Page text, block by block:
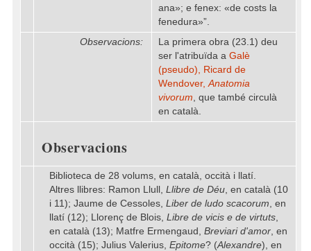
ana»; e fenex: «de costs la
fenedura»”.
Observacions:
La primera obra (23.1) deu
ser l'atribuïda a Galè
(pseudo), Ricard de
Wendover,Anatomia
vivorum, que també circulà
en català.
Observacions
Biblioteca de 28 volums, en català, occità i llatí.
Altres llibres: Ramon Llull, Llibre de Déu, en català (10
i 11); Jaume de Cessoles, Liber de ludo scacorum, en
llatí (12); Llorenç de Blois, Libre de vicis e de virtuts,
en català (13); Matfre Ermengaud, Breviari d'amor, en
occità (15); Julius Valerius, Epitome? (Alexandre), en